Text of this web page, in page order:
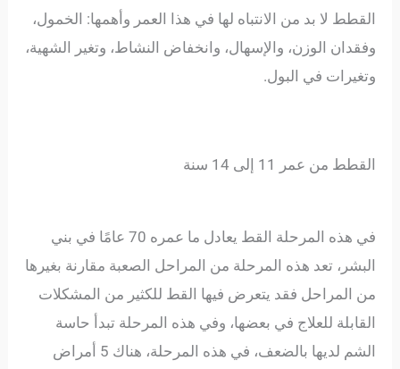
القطط لا بد من الانتباه لها في هذا العمر وأهمها: الخمول،
وفقدان الوزن، والإسهال، وانخفاض النشاط، وتغير الشهية،
وتغيرات في البول.
القطط من عمر 11 إلى 14 سنة
في هذه المرحلة القط يعادل ما عمره 70 عامًا في بني
البشر، تعد هذه المرحلة من المراحل الصعبة مقارنة بغيرها
من المراحل فقد يتعرض فيها القط للكثير من المشكلات
القابلة للعلاج في بعضها، وفي هذه المرحلة تبدأ حاسة
الشم لديها بالضعف، في هذه المرحلة، هناك 5 أمراض